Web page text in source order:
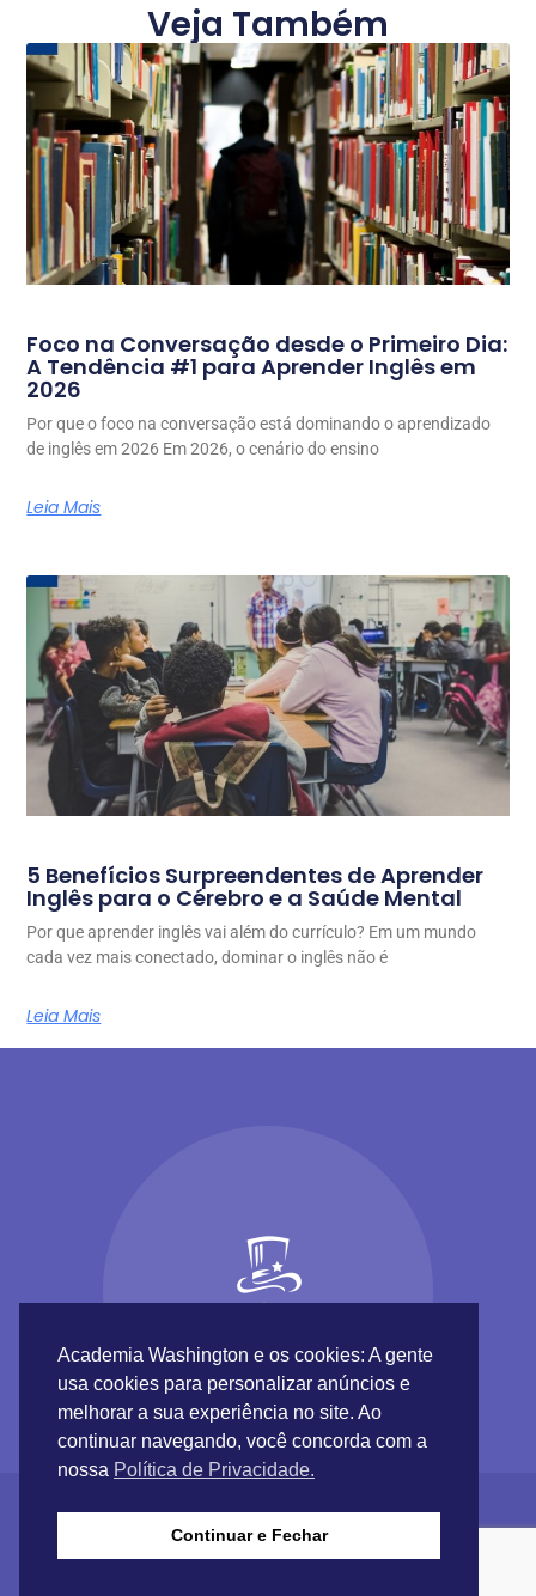
Veja Também
Foco na Conversação desde o Primeiro Dia:
A Tendência #1 para Aprender Inglês em
2026
Por que o foco na conversação está dominando o aprendizado
de inglês em 2026 Em 2026, o cenário do ensino
Leia Mais
5 Benefícios Surpreendentes de Aprender
Inglês para o Cérebro e a Saúde Mental
Por que aprender inglês vai além do currículo? Em um mundo
cada vez mais conectado, dominar o inglês não é
Leia Mais
Academia Washington e os cookies: A gente
usa cookies para personalizar anúncios e
melhorar a sua experiência no site. Ao
continuar navegando, você concorda com a
nossa Política de Privacidade.
Continuar e Fechar